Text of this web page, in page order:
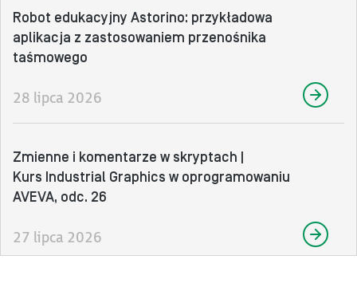
Robot edukacyjny Astorino: przykładowa
aplikacja z zastosowaniem przenośnika
taśmowego
28 lipca 2026
Zmienne i komentarze w skryptach |
Kurs Industrial Graphics w oprogramowaniu
AVEVA, odc. 26
27 lipca 2026